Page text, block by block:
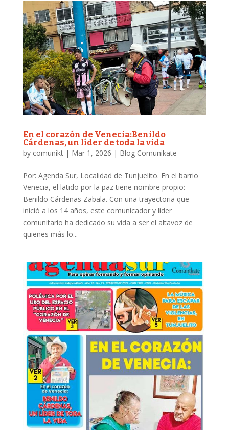
En el corazón de Venecia:Benildo
Cárdenas, un líder de toda la vida
by comunikt| Mar 1, 2026 | Blog Comunikate
Por: Agenda Sur, Localidad de Tunjuelito. En el barrio
Venecia, el latido por la paz tiene nombre propio:
Benildo Cárdenas Zabala. Con una trayectoria que
inició a los 14 años, este comunicador y líder
comunitario ha dedicado su vida a ser el altavoz de
quienes más lo...